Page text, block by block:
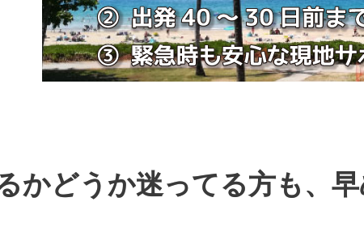
かどうか迷ってる方も、